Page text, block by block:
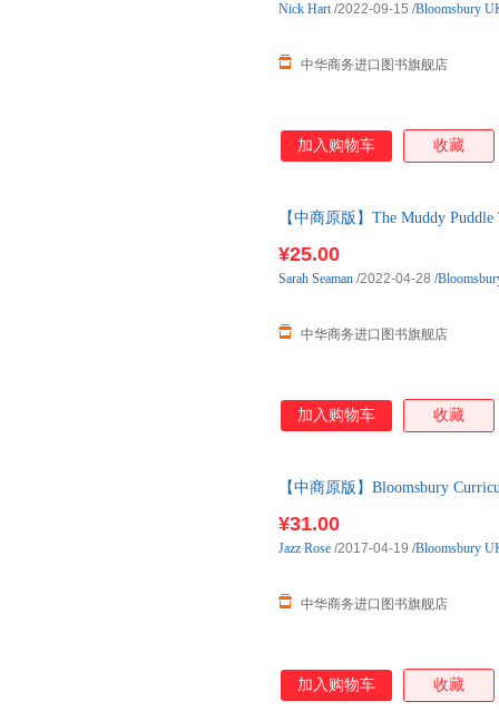
中华商务进口图书旗舰店
Nick Hart/2022-09-15 /Bloomsbury
加入购物车 收藏
【中商原版】The Muddy
¥25.00
中华商务进口图书旗舰店
Sarah Seaman /2022-04-28 /
加入购物车 收藏
【中商原版】Bloomsbury
¥31.00
中华商务进口图书旗舰店
Jazz Rose /2017-04-19 /Bloomsbury
加入购物车 收藏